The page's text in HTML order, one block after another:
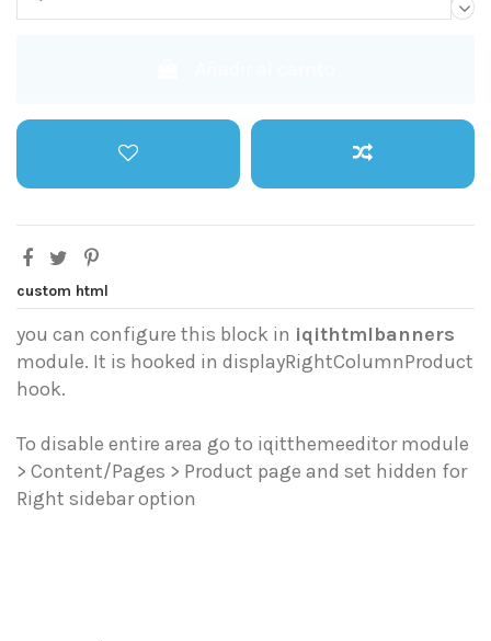
custom html
you can configure this block in iqithtmlbanners
module. It is hooked in displayRightColumnProduct
hook.
To disable entire area go to iqitthemeeditor module
> Content/Pages > Product page and set hidden for
Right sidebar option